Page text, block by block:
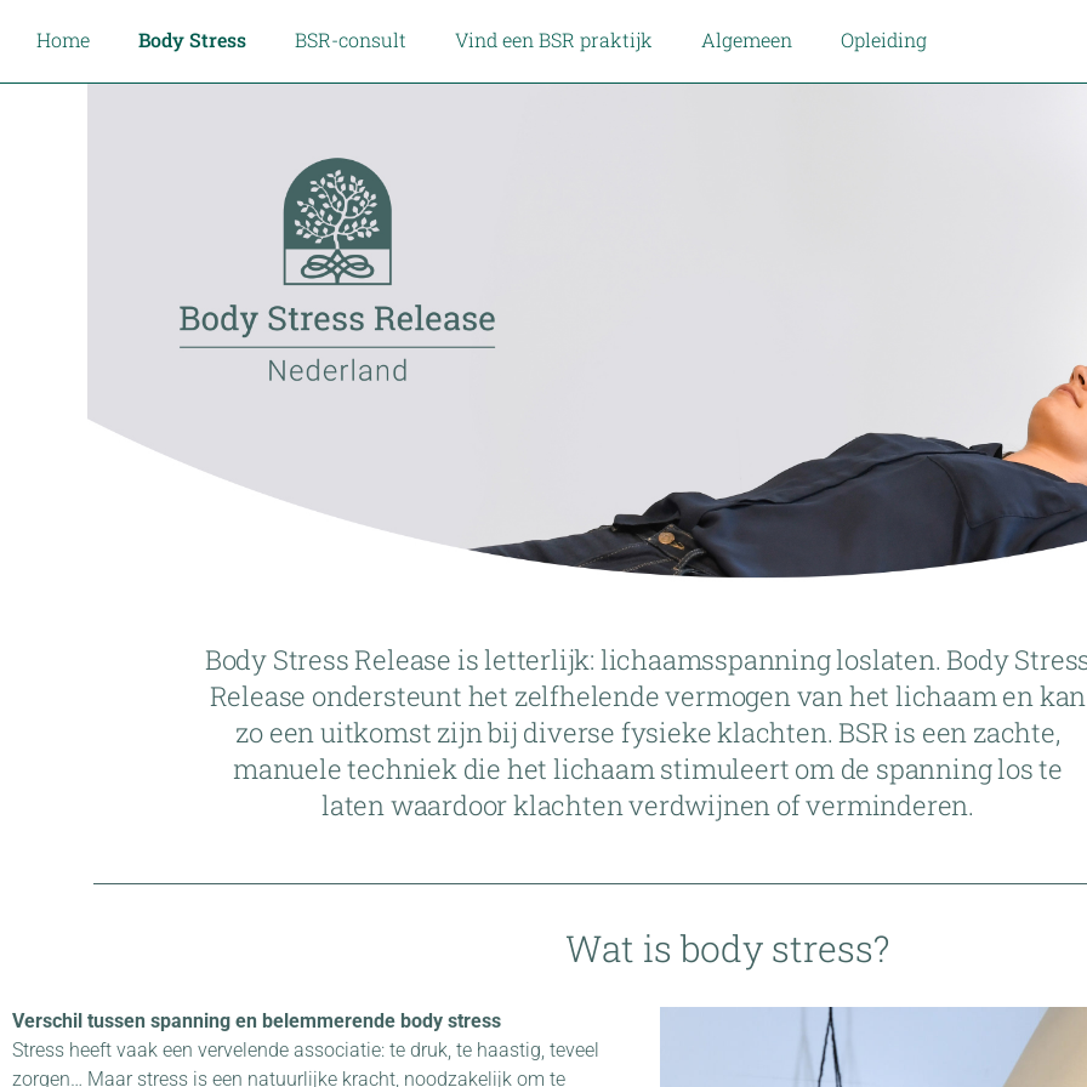
Home Body Stress BSR-consult Vind een BSR praktijk Algemeen Opleiding
Body Stress Release is letterlijk: lichaamsspanning loslaten. Body
Release ondersteunt het zelfhelende vermogen van het lichaam en kan
zo een uitkomst zijn bij diverse fysieke klachten. BSR is een zachte,
manuele techniek die het lichaam stimuleert om de spanning los te
laten waardoor klachten verdwijnen of verminderen.
Wat is body stress?
Verschil tussen spanning en belemmerende body stress
Stress heeft vaak een vervelende associatie: te druk, te haastig, teveel
zorgen… Maar stress is een natuurlijke kracht, noodzakelijk om te